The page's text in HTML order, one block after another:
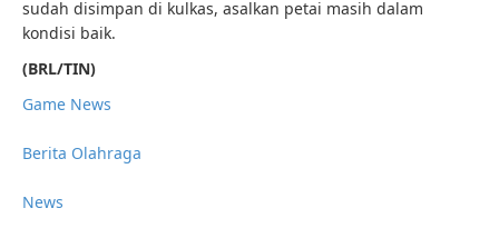
sudah disimpan di kulkas, asalkan petai masih dalam
kondisi baik.
(BRL/TIN)
Game News
Berita Olahraga
News